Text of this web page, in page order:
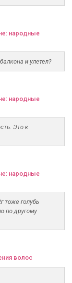
народные
и улетел?
народные
Это к
народные
тоже голубь
по другому
волос